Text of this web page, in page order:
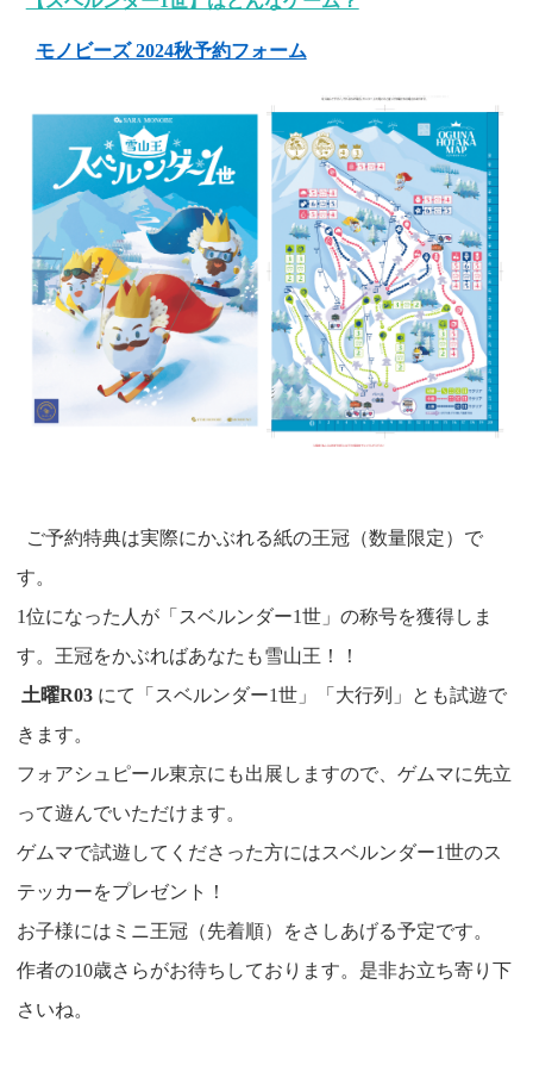
モノビーズ 2024秋予約フォーム
ご予約特典は実際にかぶれる紙の王冠（数量限定）で
す。
1位になった人が「スベルンダー1世」の称号を獲得しま
す。王冠をかぶればあなたも雪山王！！
土曜R03 にて「スベルンダー1世」「大行列」とも試遊で
きます。
フォアシュピール東京にも出展しますので、ゲムマに先立
って遊んでいただけます。
ゲムマで試遊してくださった方にはスベルンダー1世のス
テッカーをプレゼント！
お子様にはミニ王冠（先着順）をさしあげる予定です。
作者の10歳さらがお待ちしております。是非お立ち寄り下
さいね。